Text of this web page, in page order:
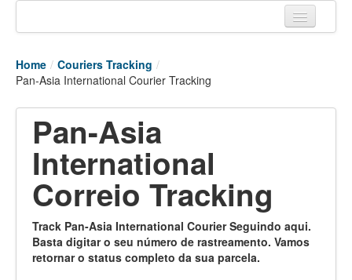
Tracking links
Couriers Tracking
Air Cargo Tracking
Postal Tracking
Vessel Tracking
Live Vessel Traffic
Port Of Calls
Home / Couriers Tracking /
Pan-Asia International Courier Tracking
Pan-Asia
International
Correio Tracking
Track Pan-Asia International Courier Seguindo aqui.
Basta digitar o seu número de rastreamento. Vamos
retornar o status completo da sua parcela.